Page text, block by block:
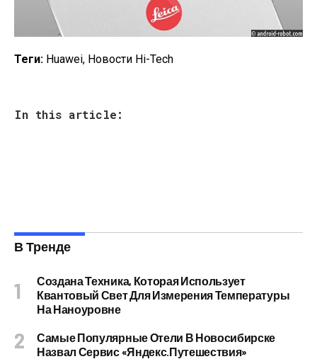
Теги: Huawei, Новости Hi-Tech
In this article:
В Тренде
Создана Техника, Которая Использует
Квантовый Свет Для Измерения Температуры
На Наноуровне
Самые Популярные Отели В Новосибирске
Назвал Сервис «Яндекс.Путешествия»